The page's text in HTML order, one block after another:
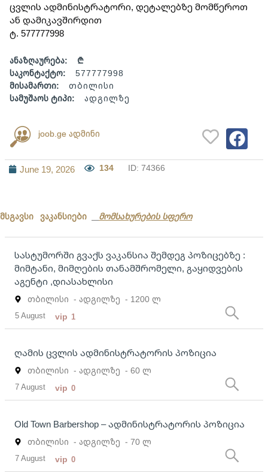
ცვლის ადმინისტრატორი, დეტალებზე მომწეროთ
ან დამიკავშირდით
ტ. 577777998
ანაზღაურება:
₾
საკონტაქტო:
577777998
მისამართი:
თბილისი
სამუშაოს ტიპი:
ადგილზე
joob.ge ადმინი
June 19, 2026 134 ID: 74366
მსგავსი ვაკანსიები მომსახურების სფერო
სასტუმორში გვაქს ვაკანსია შემდეგ პოზიცებზე :
მიმტანი, მიმღების თანამშრომელი, გაყიდვების
აგენტი ,დიასახლისი
თბილისი - ადგილზე - 1200 ლ
5 August vip 1
ღამის ცვლის ადმინისტრატორის პოზიცია
თბილისი - ადგილზე - 60 ლ
7 August vip 0
Old Town Barbershop – ადმინისტრატორის პოზიცია
თბილისი - ადგილზე - 70 ლ
7 August vip 0